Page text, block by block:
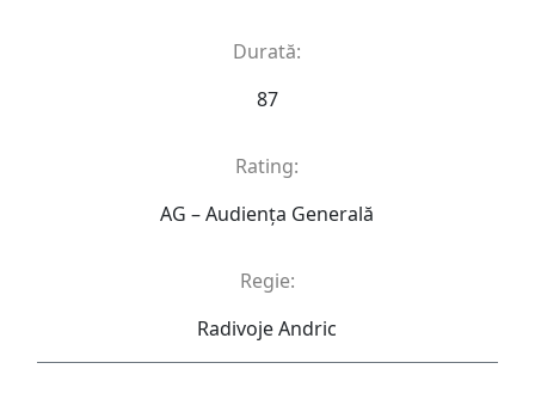
Durată:
87
Rating:
AG – Audienţa Generală
Regie:
Radivoje Andric